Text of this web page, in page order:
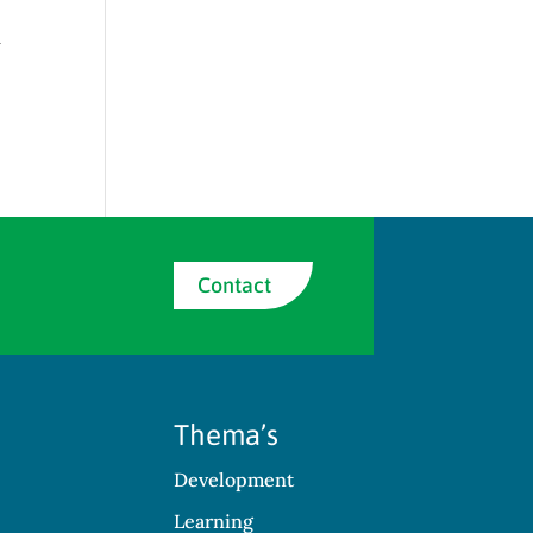
Contact
Thema’s
Development
Learning